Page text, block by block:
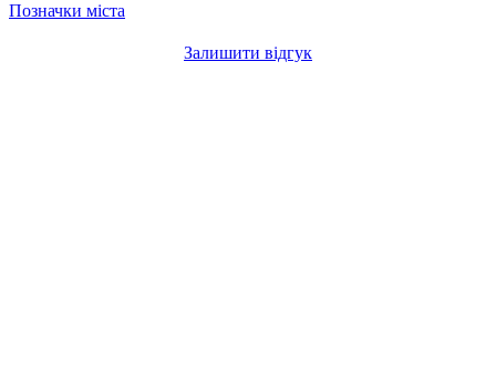
Позначки міста
Залишити відгук